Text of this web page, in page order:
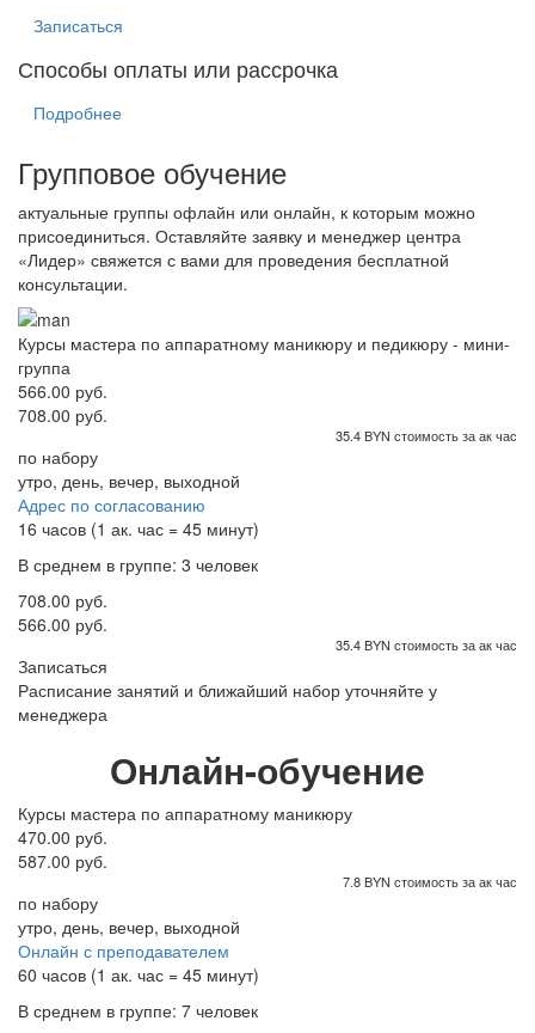
Записаться
Способы оплаты или рассрочка
Подробнее
Групповое обучение
актуальные группы офлайн или онлайн, к которым можно
присоединиться. Оставляйте заявку и менеджер центра
«Лидер» свяжется с вами для проведения бесплатной
консультации.
Курсы мастера по аппаратному маникюру и педикюру - мини-
группа
566.00 руб.
708.00 руб.
35.4 BYN стоимость за ак час
по набору
утро, день, вечер, выходной
Адрес по согласованию
16 часов (1 ак. час = 45 минут)
В среднем в группе: 3 человек
708.00 руб.
566.00 руб.
35.4 BYN стоимость за ак час
Записаться
Расписание занятий и ближайший набор уточняйте у
менеджера
Онлайн-обучение
Курсы мастера по аппаратному маникюру
470.00 руб.
587.00 руб.
7.8 BYN стоимость за ак час
по набору
утро, день, вечер, выходной
Онлайн с преподавателем
60 часов (1 ак. час = 45 минут)
В среднем в группе: 7 человек